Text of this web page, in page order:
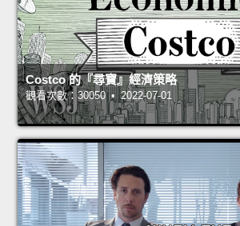
Costco 的『尋寶』經濟策略
觀看次數：30050 • 2022-07-01